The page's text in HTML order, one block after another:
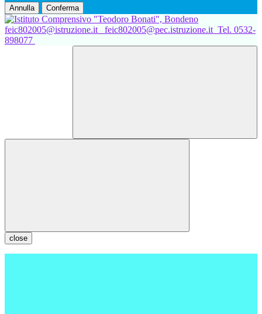
Annulla Conferma
feic802005@istruzione.it feic802005@pec.istruzione.it Tel. 0532-
898077
close